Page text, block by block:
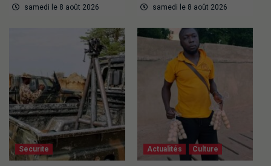
samedi le 8 août 2026 samedi le 8 août 2026
Securite Actualités Culture